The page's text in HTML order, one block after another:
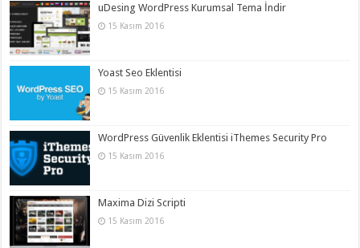
uDesing WordPress Kurumsal Tema İndir
15 Kasım 2016
Yoast Seo Eklentisi
15 Kasım 2016
WordPress Güvenlik Eklentisi iThemes Security Pro
15 Kasım 2016
Maxima Dizi Scripti
15 Kasım 2016